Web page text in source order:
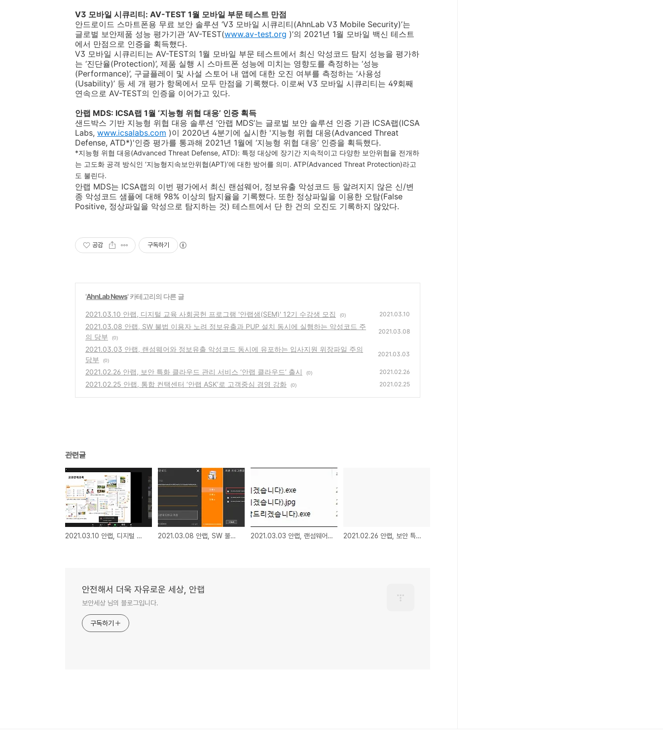
V3 모바일 시큐리티: AV-TEST 1월 모바일 부문 테스트 만점
안드로이드 스마트폰용 무료 보안 솔루션 ‘V3 모바일 시큐리티(AhnLab V3 Mobile Security)’는
글로벌 보안제품 성능 평가기관 ‘AV-TEST(www.av-test.org )’의 2021년 1월 모바일 백신 테스트
에서 만점으로 인증을 획득했다.
V3 모바일 시큐리티는 AV-TEST의 1월 모바일 부문 테스트에서 최신 악성코드 탐지 성능을 평가하
는 ‘진단율(Protection)’, 제품 실행 시 스마트폰 성능에 미치는 영향도를 측정하는 ‘성능
(Performance)’, 구글플레이 및 사설 스토어 내 앱에 대한 오진 여부를 측정하는 ‘사용성
(Usability)’ 등 세 개 평가 항목에서 모두 만점을 기록했다. 이로써 V3 모바일 시큐리티는 49회째
연속으로 AV-TEST의 인증을 이어가고 있다.
안랩 MDS: ICSA랩 1월 ‘지능형 위협 대응’ 인증 획득
샌드박스 기반 지능형 위협 대응 솔루션 ‘안랩 MDS’는 글로벌 보안 솔루션 인증 기관 ICSA랩(ICSA
Labs, www.icsalabs.com )이 2020년 4분기에 실시한 '지능형 위협 대응(Advanced Threat
Defense, ATD*)'인증 평가를 통과해 2021년 1월에 ‘지능형 위협 대응’ 인증을 획득했다.
*지능형 위협 대응(Advanced Threat Defense, ATD): 특정 대상에 장기간 지속적이고 다양한 보안위협을 전개하
는 고도화 공격 방식인 ‘지능형지속보안위협(APT)’에 대한 방어를 의미. ATP(Advanced Threat Protection)라고
도 불린다.
안랩 MDS는 ICSA랩의 이번 평가에서 최신 랜섬웨어, 정보유출 악성코드 등 알려지지 않은 신/변
종 악성코드 샘플에 대해 98% 이상의 탐지율을 기록했다. 또한 정상파일을 이용한 오탐(False
Positive, 정상파일을 악성으로 탐지하는 것) 테스트에서 단 한 건의 오진도 기록하지 않았다.
공감 구독하기
'AhnLab News' 카테고리의 다른 글
2021.03.10 안랩, 디지털 교육 사회공헌 프로그램 '안랩샘(SEM)' 12기 수강생 모집 (0) 2021.03.10
2021.03.08 안랩, SW 불법 이용자 노려 정보유출과 PUP 설치 동시에 실행하는 악성코드 주
의 당부
(0)
2021.03.08
2021.03.03 안랩, 랜섬웨어와 정보유출 악성코드 동시에 유포하는 입사지원 위장파일 주의
당부
(0)
2021.03.03
2021.02.26 안랩, 보안 특화 클라우드 관리 서비스 ‘안랩 클라우드’ 출시 (0) 2021.02.26
2021.02.25 안랩, 통합 컨택센터 ‘안랩 ASK’로 고객중심 경영 강화 (0) 2021.02.25
관련글
2021.03.10 안랩, 디지털 교육 사회공헌 프로그램 '안랩샘(SEM)' 12기 수강생 모집 2021.03.08 안랩, SW 불법 이용자 노려 정보유출과 PUP 설치 동시에 실행하는 악성코드 주의 당부 2021.03.03 안랩, 랜섬웨어와 정보유출 악성코드 동시에 유포하는 입사지원 위장파일 주의 당부 2021.02.26 안랩, 보안 특화 클라우드 관리 서비스 ‘안랩 클라우드’ 출시
안전해서 더욱 자유로운 세상, 안랩
보안세상 님의 블로그입니다.
구독하기